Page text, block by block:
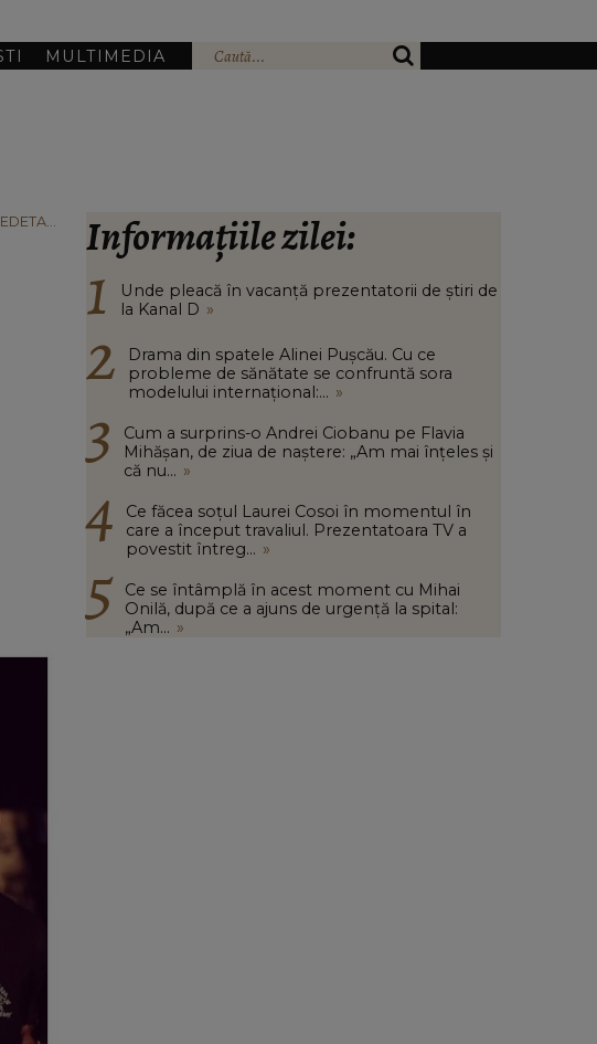
MULTIMEDIA
Informațiile zilei:
Unde pleacă în vacanță prezentatorii de știri de
la Kanal D »
Drama din spatele Alinei Pușcău. Cu ce
probleme de sănătate se confruntă sora
modelului internațional:... »
Cum a surprins-o Andrei Ciobanu pe Flavia
Mihășan, de ziua de naștere: „Am mai înțeles și
că nu... »
Ce făcea soțul Laurei Cosoi în momentul în
care a început travaliul. Prezentatoara TV a
povestit întreg... »
Ce se întâmplă în acest moment cu Mihai
Onilă, după ce a ajuns de urgență la spital:
„Am... »